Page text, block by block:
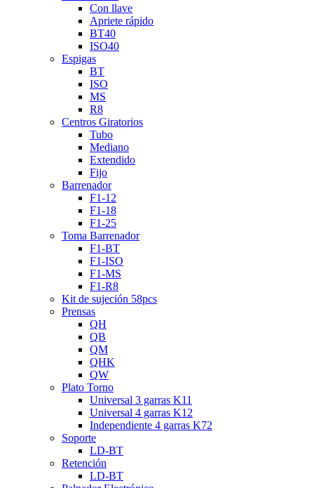
Con llave
Apriete rápido
BT40
ISO40
Espigas
BT
ISO
MS
R8
Centros Giratorios
Tubo
Mediano
Extendido
Fijo
Barrenador
F1-12
F1-18
F1-25
Toma Barrenador
F1-BT
F1-ISO
F1-MS
F1-R8
Kit de sujeción 58pcs
Prensas
QH
QB
QM
QHK
QW
Plato Torno
Universal 3 garras K11
Universal 4 garras K12
Independiente 4 garras K72
Soporte
LD-BT
Retención
LD-BT